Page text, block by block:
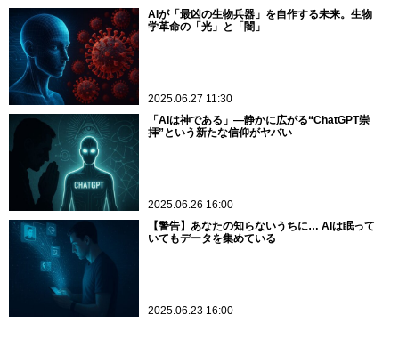
AIが「最凶の生物兵器」を自作する未来。生物
学革命の「光」と「闇」
2025.06.27 11:30
「AIは神である」―静かに広がる“ChatGPT崇
拝”という新たな信仰がヤバい
2025.06.26 16:00
【警告】あなたの知らないうちに… AIは眠って
いてもデータを集めている
2025.06.23 16:00